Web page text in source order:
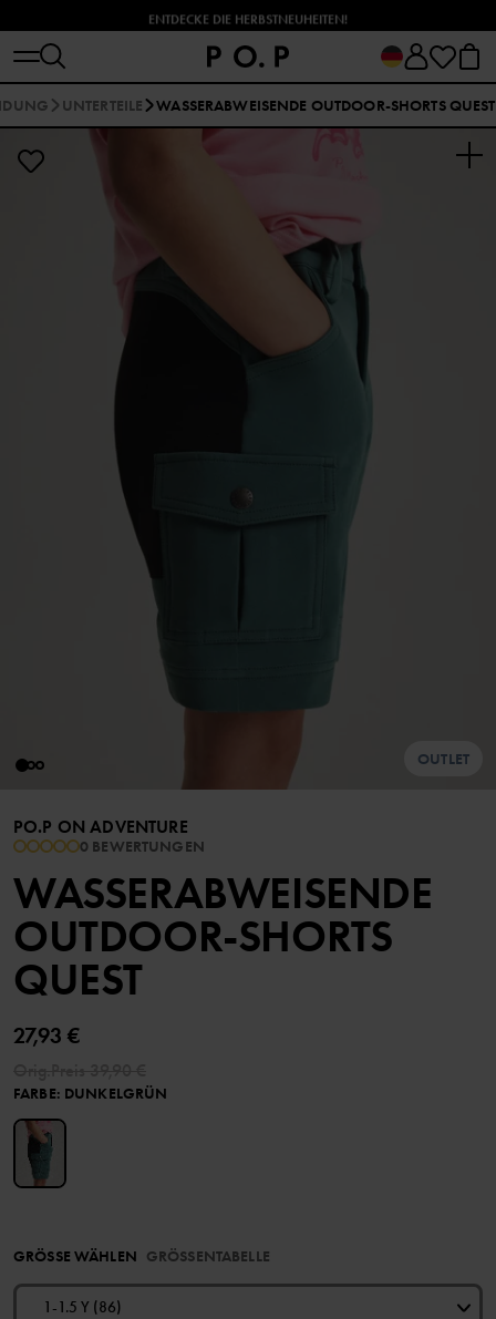
ENTDECKE DIE HERBSTNEUHEITEN!
UNTERTEILE WASSERABWEISENDE OUTDOOR-SHORTS QUEST
OUTLET
PO.P ON ADVENTURE
0 BEWERTUNGEN
WASSERABWEISENDE
OUTDOOR-SHORTS
QUEST
27,93 €
FARBE: DUNKELGRÜN
GRÖSSE WÄHLEN GRÖSSENTABELLE
1-1.5 Y (86)